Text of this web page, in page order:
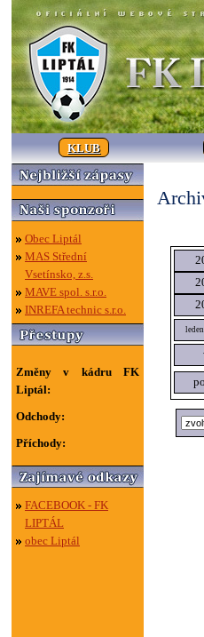
KLUB
Obec Liptál
MAS Střední
Vsetínsko, z.s.
MAVE spol. s.r.o.
INREFA technic s.r.o.
Změny v kádru FK
Liptál:
Odchody:
Příchody:
FACEBOOK - FK
LIPTÁL
obec Liptál
leden